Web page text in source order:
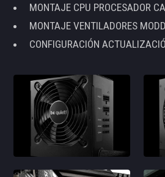
MONTAJE CPU PROCESADOR
MONTAJE VENTILADORES
CONFIGURACIÓN